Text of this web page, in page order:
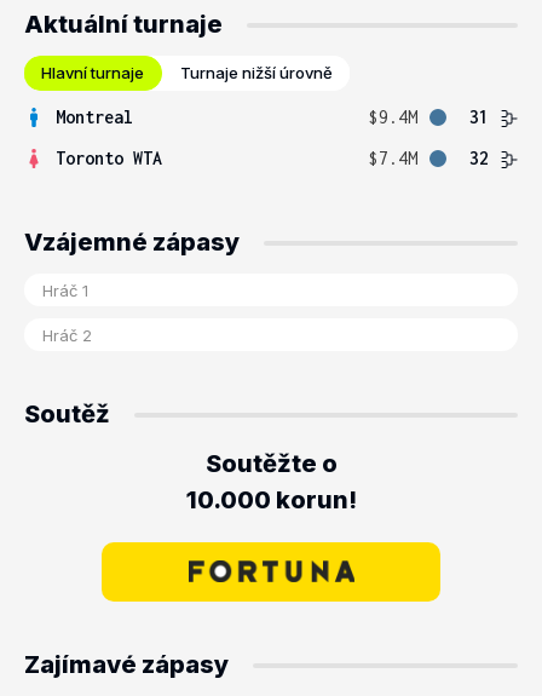
Aktuální turnaje
Hlavní turnaje Turnaje nižší úrovně
Montreal $9.4M
31
Toronto WTA
$7.4M 32
Vzájemné zápasy
Soutěž
Soutěžte o
10.000 korun!
Zajímavé zápasy